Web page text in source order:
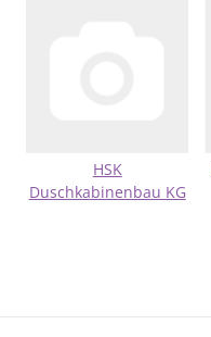
HSK
Duschkabinenbau KG